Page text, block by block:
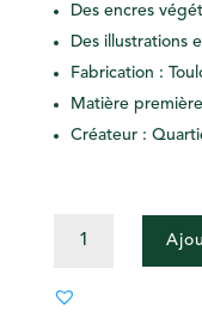
Des encres
Des illustrations
Fabrication :
Matière
Créateur :
PAGE